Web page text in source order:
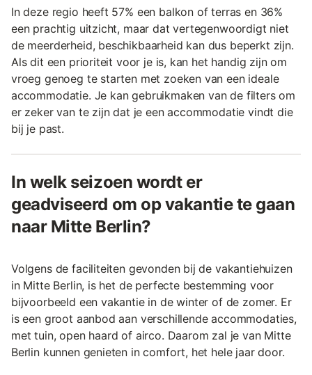
In deze regio heeft 57% een balkon of terras en 36%
een prachtig uitzicht, maar dat vertegenwoordigt niet
de meerderheid, beschikbaarheid kan dus beperkt zijn.
Als dit een prioriteit voor je is, kan het handig zijn om
vroeg genoeg te starten met zoeken van een ideale
accommodatie. Je kan gebruikmaken van de filters om
er zeker van te zijn dat je een accommodatie vindt die
bij je past.
In welk seizoen wordt er
geadviseerd om op vakantie te gaan
naar Mitte Berlin?
Volgens de faciliteiten gevonden bij de vakantiehuizen
in Mitte Berlin, is het de perfecte bestemming voor
bijvoorbeeld een vakantie in de winter of de zomer. Er
is een groot aanbod aan verschillende accommodaties,
met tuin, open haard of airco. Daarom zal je van Mitte
Berlin kunnen genieten in comfort, het hele jaar door.